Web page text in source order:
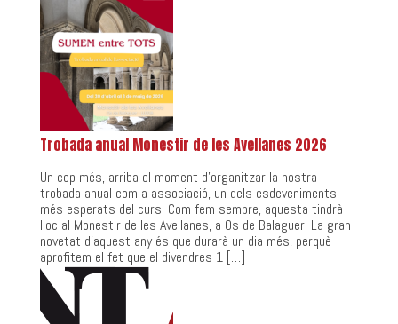
Trobada anual Monestir de les Avellanes 2026
Un cop més, arriba el moment d’organitzar la nostra
trobada anual com a associació, un dels esdeveniments
més esperats del curs. Com fem sempre, aquesta tindrà
lloc al Monestir de les Avellanes, a Os de Balaguer. La gran
novetat d’aquest any és que durarà un dia més, perquè
aprofitem el fet que el divendres 1 […]